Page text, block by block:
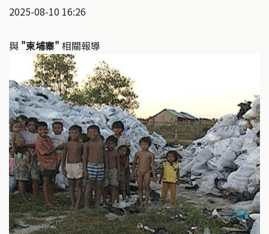
2025-08-10 16:26
與 "柬埔寨" 相關報導